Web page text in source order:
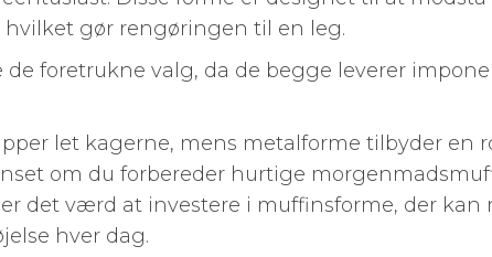
gør rengøringen til en leg.
foretrukne valg, da de begge leverer
let kagerne, mens metalforme tilbyder en
om du forbereder hurtige
det værd at investere i muffinsforme, der kan
hver dag.